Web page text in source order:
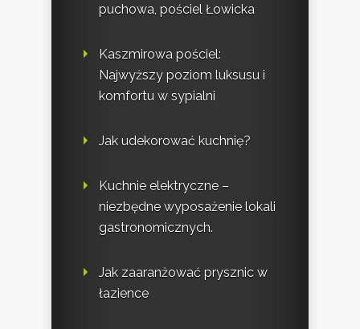
puchowa, pościel Łowicka
Kaszmirowa pościel:
Najwyższy poziom luksusu i
komfortu w sypialni
Jak udekorować kuchnię?
Kuchnie elektryczne –
niezbędne wyposażenie lokali
gastronomicznych.
Jak zaaranżować prysznic w
łazience